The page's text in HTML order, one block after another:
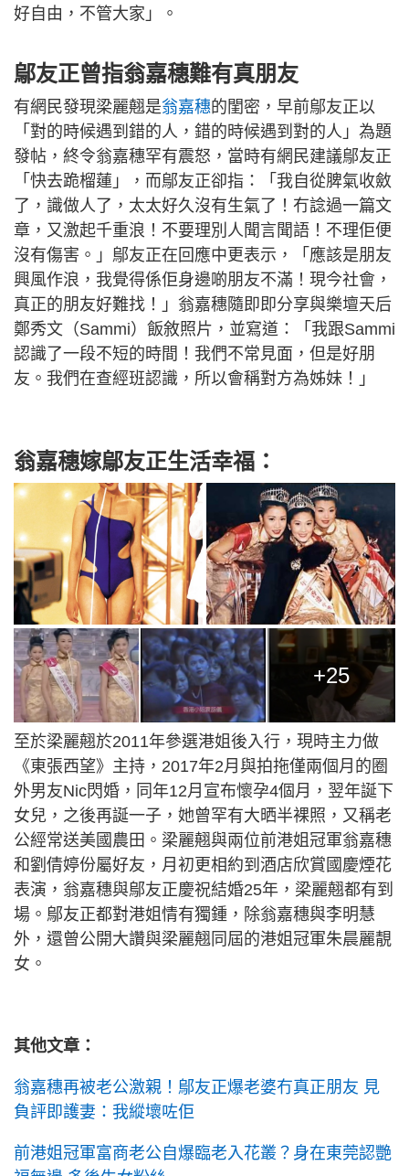
好自由，不管大家」。
鄔友正曾指翁嘉穗難有真朋友
有網民發現梁麗翹是翁嘉穗的閨密，早前鄔友正以
「對的時候遇到錯的人，錯的時候遇到對的人」為題
發帖，終令翁嘉穗罕有震怒，當時有網民建議鄔友正
「快去跪榴蓮」，而鄔友正卻指：「我自從脾氣收斂
了，識做人了，太太好久沒有生氣了！冇諗過一篇文
章，又激起千重浪！不要理別人聞言聞語！不理佢便
沒有傷害。」鄔友正在回應中更表示，「應該是朋友
興風作浪，我覺得係佢身邊啲朋友不滿！現今社會，
真正的朋友好難找！」翁嘉穗隨即即分享與樂壇天后
鄭秀文（Sammi）飯敘照片，並寫道：「我跟Sammi
認識了一段不短的時間！我們不常見面，但是好朋
友。我們在查經班認識，所以會稱對方為姊妹！」
翁嘉穗嫁鄔友正生活幸福：
+25
至於梁麗翹於2011年參選港姐後入行，現時主力做
《東張西望》主持，2017年2月與拍拖僅兩個月的圈
外男友Nic閃婚，同年12月宣布懷孕4個月，翌年誕下
女兒，之後再誕一子，她曾罕有大晒半裸照，又稱老
公經常送美國農田。梁麗翹與兩位前港姐冠軍翁嘉穗
和劉倩婷份屬好友，月初更相約到酒店欣賞國慶煙花
表演，翁嘉穗與鄔友正慶祝結婚25年，梁麗翹都有到
場。鄔友正都對港姐情有獨鍾，除翁嘉穗與李明慧
外，還曾公開大讚與梁麗翹同屆的港姐冠軍朱晨麗靚
女。
其他文章：
翁嘉穗再被老公激親！鄔友正爆老婆冇真正朋友 見
負評即護妻：我縱壞咗佢
前港姐冠軍富商老公自爆臨老入花叢？身在東莞認艷